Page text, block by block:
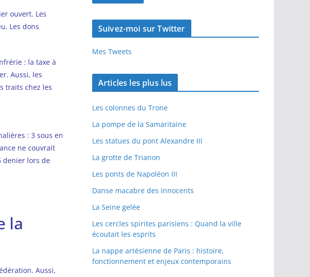
ouvert. Les
Les dons
: la taxe à
Aussi, les
traits chez les
: 3 sous en
ne couvrait
denier lors de
la
Aussi,
Suivez-moi sur Twitter
Mes Tweets
Articles les plus lus
Les colonnes du Trone
La pompe de la Samaritaine
Les statues du pont Alexandre III
La grotte de Trianon
Les ponts de Napoléon III
Danse macabre des Innocents
La Seine gelée
Les cercles spirites parisiens : Quand la ville
écoutait les esprits
La nappe artésienne de Paris : histoire,
fonctionnement et enjeux contemporains